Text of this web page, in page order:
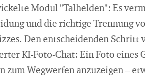
Modul "Talhelden": Es
und die richtige Trennung
Den entscheidenden Schritt
KI-Foto-Chat: Ein Foto eines
Wegwerfen anzuzeigen –